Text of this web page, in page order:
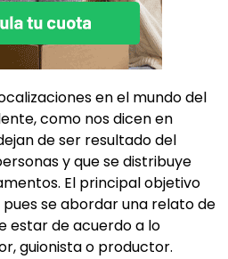
en el mundo del
como nos dicen en
de ser resultado del
y que se distribuye
El principal objetivo
se abordar una relato de
estar de acuerdo a lo
guionista o productor.